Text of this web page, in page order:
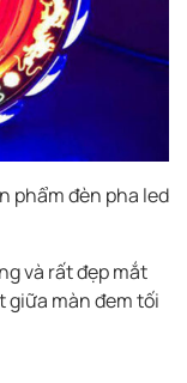
phẩm đèn pha led
và rất đẹp mắt
giữa màn đem tối